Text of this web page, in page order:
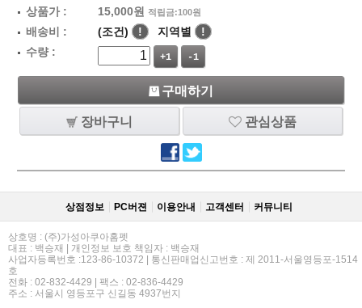
상품가 : 15,000원 적립금:100원
배송비 : (조건) ! 지역별
!
수량 :
+1 -1
구매하기
장바구니 관심상품
상점정보 PC버젼 이용안내 고객센터 커뮤니티
상호명 : (주)가성아쿠아홈펫
대표 : 백승재 | 개인정보 보호 책임자 : 백승재
사업자등록번호 :123-86-10372 | 통신판매업신고번호 : 제 2011-서울영등포-1514
호
전화 : 02-832-4429 | 팩스 : 02-836-4429
주소 : 서울시 영등포구 신길동 4937번지